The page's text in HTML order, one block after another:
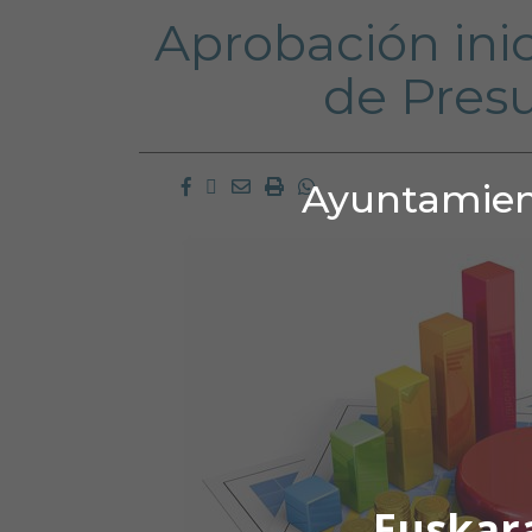
Aprobación
de
Facebook
Twitter
EmailImprimirWhatsapp